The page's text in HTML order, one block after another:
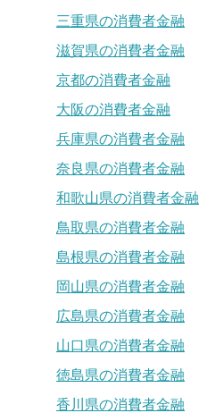
三重県の消費者金融
滋賀県の消費者金融
京都の消費者金融
大阪の消費者金融
兵庫県の消費者金融
奈良県の消費者金融
和歌山県の消費者金融
鳥取県の消費者金融
島根県の消費者金融
岡山県の消費者金融
広島県の消費者金融
山口県の消費者金融
徳島県の消費者金融
香川県の消費者金融